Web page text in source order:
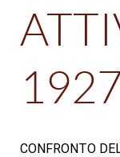
CONFRONTO